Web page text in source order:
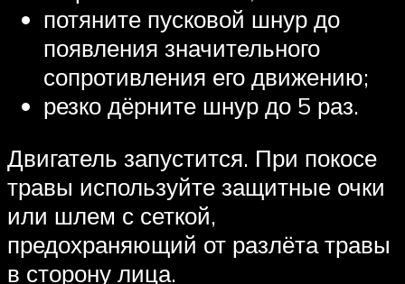
потяните пусковой шнур до
появления значительного
сопротивления его движению;
резко дёрните шнур до 5 раз.
Двигатель запустится. При покосе
травы используйте защитные очки
или шлем с сеткой,
предохраняющий от разлёта травы
в сторону лица.